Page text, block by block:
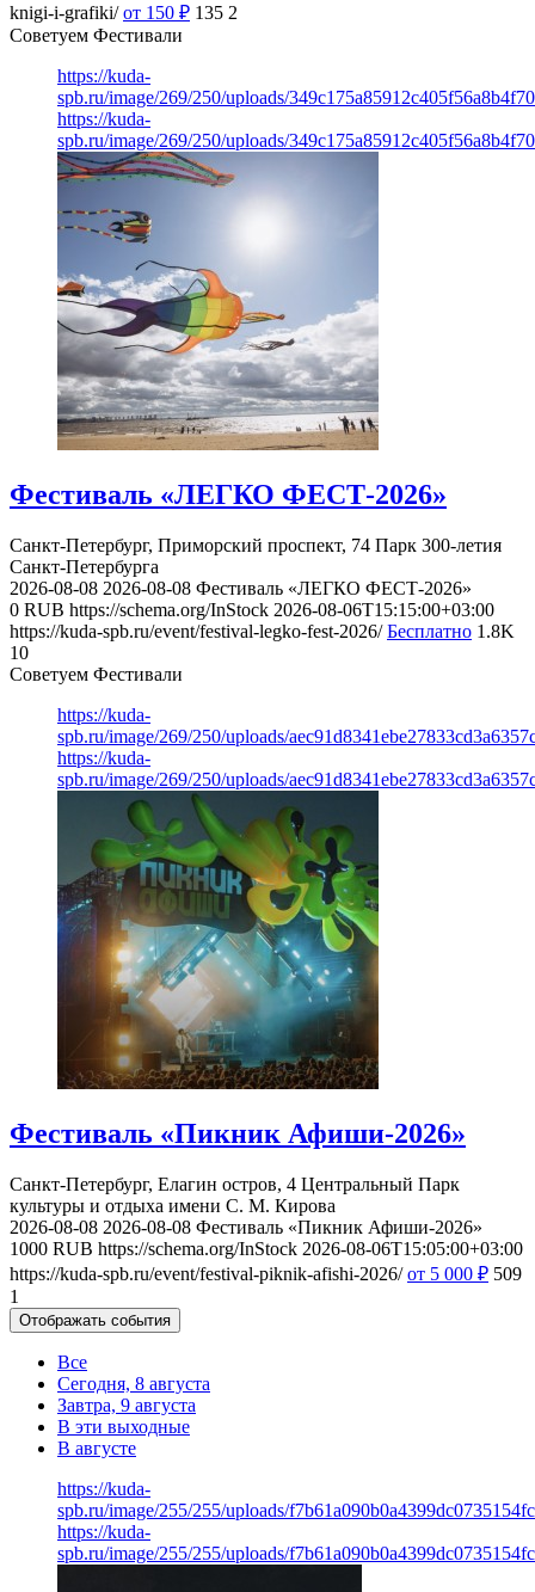
knigi-i-grafiki/ от 150 ₽ 135 2
Советуем Фестивали
https://kuda-
spb.ru/image/269/250/uploads/
https://kuda-
spb.ru/image/269/250/uploads/
Фестиваль «ЛЕГКО ФЕСТ-2026»
Санкт-Петербург, Приморский проспект, 74 Парк 300-летия
Санкт-Петербурга
2026-08-08 2026-08-08 Фестиваль «ЛЕГКО ФЕСТ-2026»
0 RUB https://schema.org/InStock 2026-08-06T15:15:00+03:00
https://kuda-spb.ru/event/festival-legko-fest-2026/ Бесплатно 1.8K
10
Советуем Фестивали
https://kuda-
spb.ru/image/269/250/uploads/
https://kuda-
spb.ru/image/269/250/uploads/
Фестиваль «Пикник Афиши-2026»
Санкт-Петербург, Елагин остров, 4 Центральный Парк
культуры и отдыха имени С. М. Кирова
2026-08-08 2026-08-08 Фестиваль «Пикник Афиши-2026»
1000 RUB https://schema.org/InStock 2026-08-06T15:05:00+03:00
https://kuda-spb.ru/event/festival-piknik-afishi-2026/ от 5 000 ₽ 509
1
Отображать события
Все
Сегодня, 8 августа
Завтра, 9 августа
В эти выходные
В августе
https://kuda-
spb.ru/image/255/255/uploads/
https://kuda-
spb.ru/image/255/255/uploads/